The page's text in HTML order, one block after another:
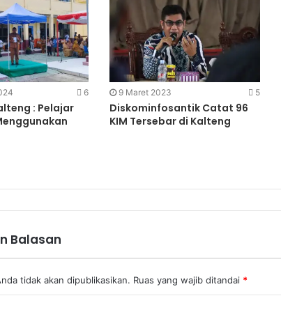
6
: Pelajar
9 Maret 2023 5
Diskominfosantik Catat 96
KIM Tersebar di Kalteng
Balasan
tidak akan dipublikasikan. Ruas yang wajib ditandai *